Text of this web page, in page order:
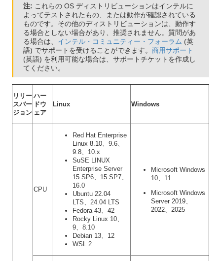
注: これらの OS ディストリビューションはインテルに
よってテストされたもの、または動作が確認されている
ものです。その他のディストリビューションは、動作す
る場合としない場合があり、推奨されません。質問があ
る場合は、 インテル・コミュニティー・フォーラム (英
語) でサポートを受けることができます。 商用サポート
(英語) を利用可能な場合は、サポートチケットを作成し
てください。
リリー
スバー
ジョン
ハー
ドウ
ェア
Linux Windows
CPU
Red Hat Enterprise
Linux 8.10、9.6、
9.8、10.x
SuSE LINUX
Enterprise Server
15 SP6、15 SP7、
16.0
Ubuntu 22.04
LTS、24.04 LTS
Fedora 43、42
Rocky Linux 10、
9、8.10
Debian 13、12
WSL 2
Microsoft Windows
10、11
Microsoft Windows
Server 2019、
2022、2025